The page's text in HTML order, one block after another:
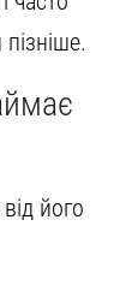
його